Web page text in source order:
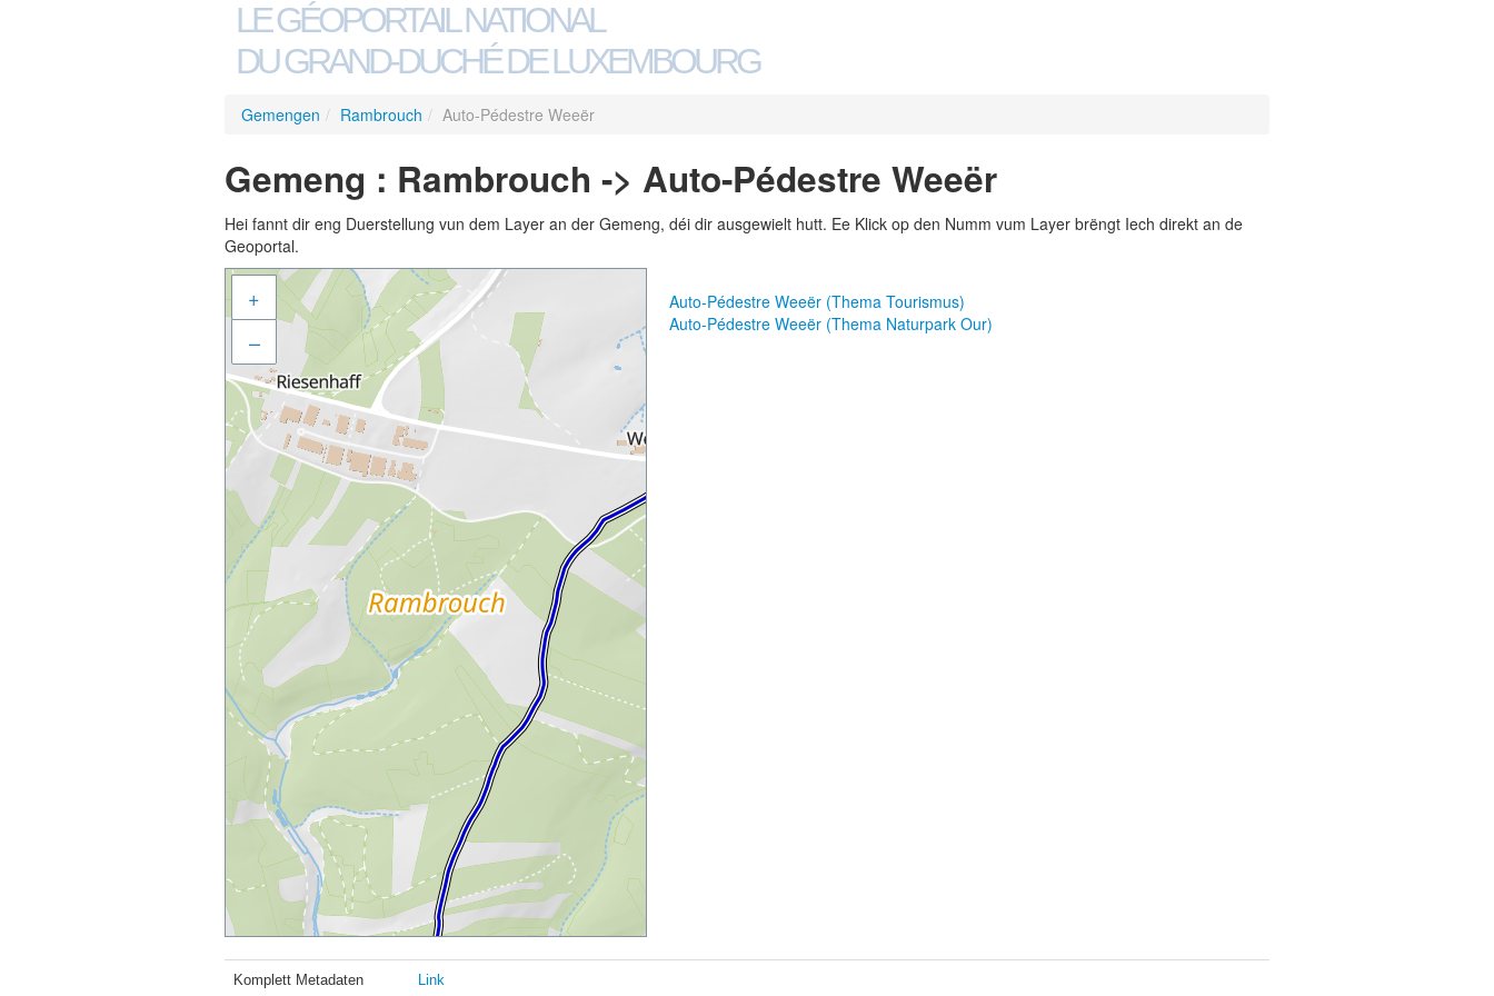
LE GÉOPORTAIL NATIONAL
DU GRAND-DUCHÉ DE LUXEMBOURG
Gemengen / Rambrouch / Auto-Pédestre Weeër
Gemeng : Rambrouch -> Auto-Pédestre Weeër
Hei fannt dir eng Duerstellung vun dem Layer an der Gemeng, déi dir ausgewielt hutt. Ee Klick op den Numm vum Layer brëngt Iech direkt an de
Geoportal.
+
–
Auto-Pédestre Weeër (Thema Tourismus)
Auto-Pédestre Weeër (Thema Naturpark Our)
Komplett Metadaten Link